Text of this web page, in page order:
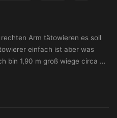
Arm tätowieren es soll
einfach ist aber was
bin 1,90 m groß wiege circa 88
bisschen in die